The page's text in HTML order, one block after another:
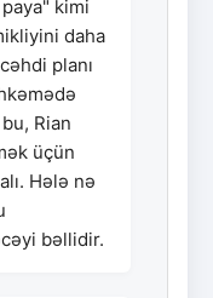
kimi
daha
planı
Rian
üçün
Hələ nə
bəllidir.